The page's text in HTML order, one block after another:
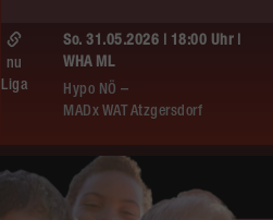
So. 31.05.2026 | 18:00 Uhr |
WHA ML
Hypo NÖ –
MADx WAT Atzgersdorf
nu
Liga